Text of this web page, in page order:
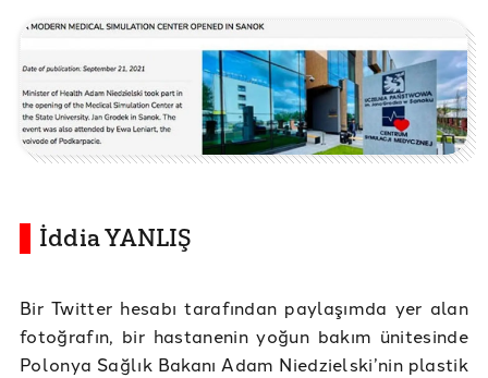
İddia YANLIŞ
Bir Twitter hesabı tarafından paylaşımda yer alan
fotoğrafın, bir hastanenin yoğun bakım ünitesinde
Polonya Sağlık Bakanı Adam Niedzielski’nin plastik